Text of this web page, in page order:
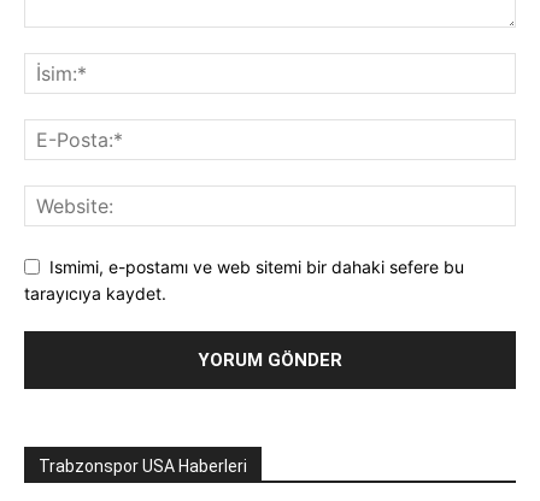
Ismimi, e-postamı ve web sitemi bir dahaki sefere bu
tarayıcıya kaydet.
Trabzonspor USA Haberleri